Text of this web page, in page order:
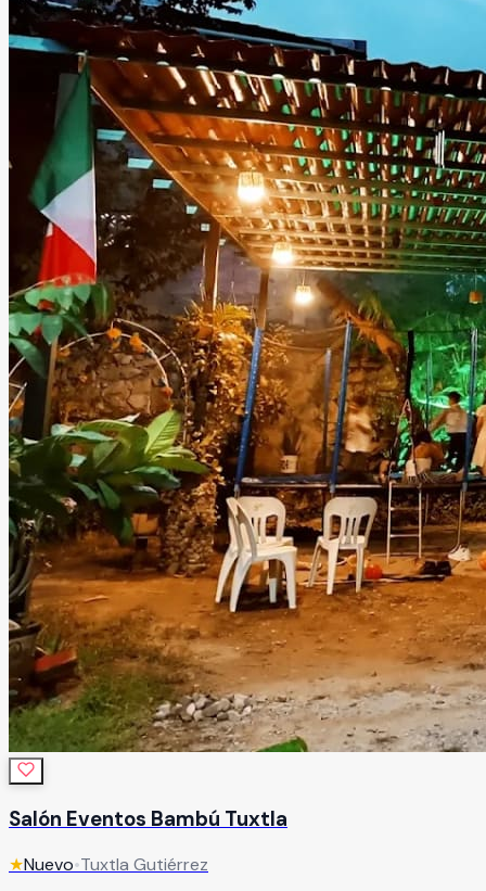
Salón Eventos Bambú Tuxtla
★Nuevo•Tuxtla Gutiérrez